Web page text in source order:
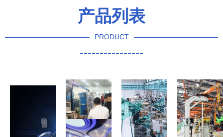
产品列表
PRODUCT
----------------